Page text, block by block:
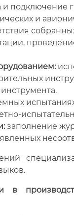
и подключение
и
заполнение
в